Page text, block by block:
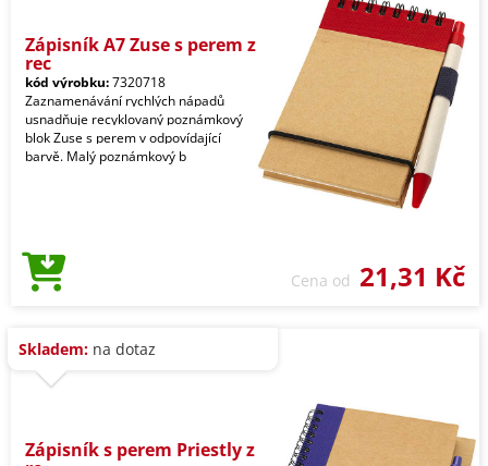
Zápisník A7 Zuse s perem z
rec
kód výrobku:7320718
Zaznamenávání rychlých nápadů
usnadňuje recyklovaný poznámkový
blok Zuse s perem v odpovídající
barvě. Malý poznámkový b
Cena od 21,31 Kč
Skladem: na dotaz
Zápisník s perem Priestly z